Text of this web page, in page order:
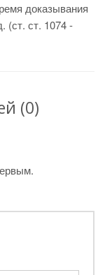
доказывания
(ст. ст. 1074 -
(0)